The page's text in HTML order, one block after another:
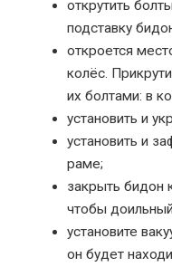
открутить
подставку
откроется
колёс.
их болтами: в
установить и
установить и
раме;
закрыть бидон
чтобы
установите
он будет